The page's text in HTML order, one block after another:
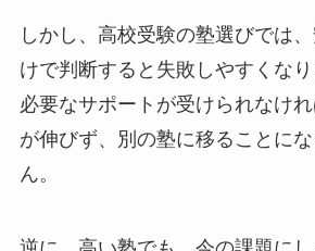
しかし、高校受験の塾選びでは
けで判断すると失敗しやすくな
必要なサポートが受けられなけ
が伸びず、別の塾に移ることに
ん。